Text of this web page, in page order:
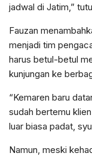
jadwal di Jatim,”
Fauzan
menjadi tim
harus betul-betul
kunjungan ke
“Kemaren baru
sudah bertemu
luar biasa padat,
Namun, meski